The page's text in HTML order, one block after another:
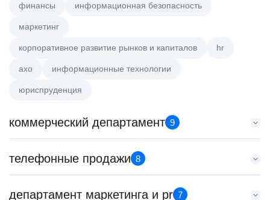
финансы информационная безопасность
маркетинг
корпоративное развитие рынков и капиталов hr
axo информационные технологии
юриспруденция
коммерческий департамент 9
Key Account Manager (EdTech)
HeadHunter::Коммерческий департамент
150000 ₽
телефонные продажи 8
Менеджер по продажам B2B (сегмент SMB)
департамент маркетинга и pr 7